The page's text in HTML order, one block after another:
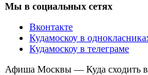
Мы в социальных сетях
Вконтакте
Кудамоскоу в
Кудамоскоу в телеграме
Афиша Москвы — Куда сходить